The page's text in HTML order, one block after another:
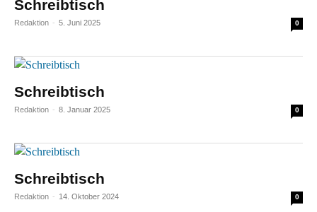
Schreibtisch
Redaktion - 5. Juni 2025 0
Schreibtisch
Redaktion - 8. Januar 2025 0
Schreibtisch
Redaktion - 14. Oktober 2024 0